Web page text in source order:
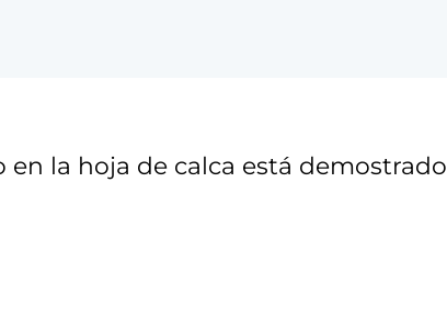
la hoja de calca está demostrado